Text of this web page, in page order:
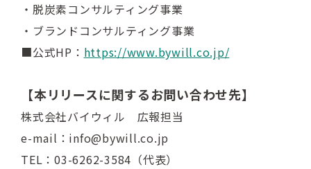
・脱炭素コンサルティング事業
・ブランドコンサルティング事業
■公式HP： https://www.bywill.co.jp/
【本リリースに関するお問い合わせ先】
株式会社バイウィル 広報担当
e-mail：info@bywill.co.jp
TEL：03-6262-3584（代表）